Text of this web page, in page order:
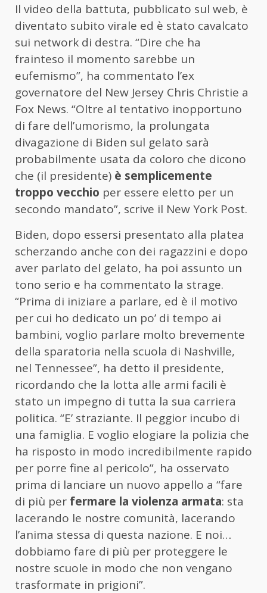
Il video della battuta, pubblicato sul web, è
diventato subito virale ed è stato cavalcato
sui network di destra. “Dire che ha
frainteso il momento sarebbe un
eufemismo”, ha commentato l’ex
governatore del New Jersey Chris Christie a
Fox News. “Oltre al tentativo inopportuno
di fare dell’umorismo, la prolungata
divagazione di Biden sul gelato sarà
probabilmente usata da coloro che dicono
che (il presidente) è semplicemente
troppo vecchio per essere eletto per un
secondo mandato”, scrive il New York Post.
Biden, dopo essersi presentato alla platea
scherzando anche con dei ragazzini e dopo
aver parlato del gelato, ha poi assunto un
tono serio e ha commentato la strage.
“Prima di iniziare a parlare, ed è il motivo
per cui ho dedicato un po’ di tempo ai
bambini, voglio parlare molto brevemente
della sparatoria nella scuola di Nashville,
nel Tennessee”, ha detto il presidente,
ricordando che la lotta alle armi facili è
stato un impegno di tutta la sua carriera
politica. “E’ straziante. Il peggior incubo di
una famiglia. E voglio elogiare la polizia che
ha risposto in modo incredibilmente rapido
per porre fine al pericolo”, ha osservato
prima di lanciare un nuovo appello a “fare
di più per fermare la violenza armata: sta
lacerando le nostre comunità, lacerando
l’anima stessa di questa nazione. E noi…
dobbiamo fare di più per proteggere le
nostre scuole in modo che non vengano
trasformate in prigioni”.